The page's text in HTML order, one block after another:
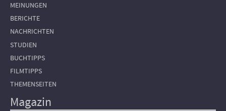
MEINUNGEN
BERICHTE
NACHRICHTEN
STUDIEN
BUCHTIPPS
FILMTIPPS
THEMENSEITEN
Magazin